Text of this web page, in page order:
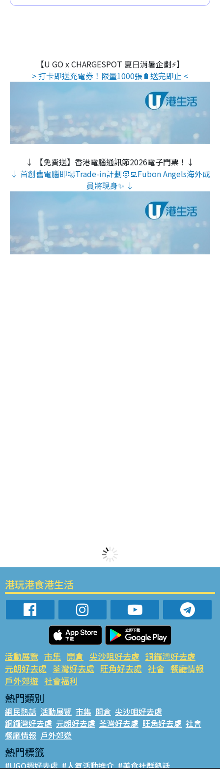
【U GO x CHARGESPOT 夏日消暑企劃⚡】
> 打卡即送充電券！限量1000張🔋送完即止 <
↓ 【免費送】香港電腦通訊節2026電子門票！↓
↓ 首創舊電腦即場Trade-in計劃🧑‍💻Fubon Angels海外成
員將現身✨ ↓
港玩港食港生活
活動展覽 市集 開倉 尖沙咀好去處 銅鑼灣好去處
元朗好去處 荃灣好去處 旺角好去處 社會 餐廳情報
戶外郊遊 社會福利
熱門類別
網民熱話 活動展覽 市集 開倉 尖沙咀好去處
銅鑼灣好去處 元朗好去處 荃灣好去處 旺角好去處 社會
餐廳情報 戶外郊遊
熱門標籤
#UGO搵好去處 #人氣活動推介 #美食社群熱話